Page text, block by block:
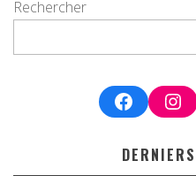
Rechercher